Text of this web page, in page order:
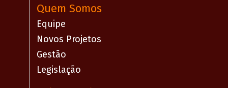
Quem Somos
Equipe
Novos Projetos
Gestão
Legislação